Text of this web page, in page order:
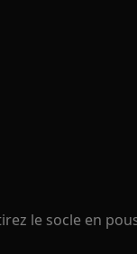
le socle en